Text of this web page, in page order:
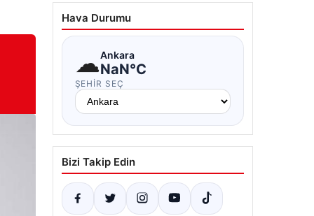
Hava Durumu
☁Ankara
NaN°C
ŞEHIR SEÇ
Bizi Takip Edin